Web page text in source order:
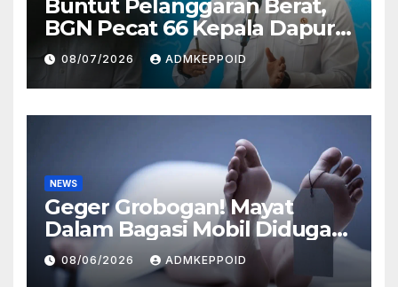
Buntut Pelanggaran Berat,
BGN Pecat 66 Kepala Dapur
MBG dan Ungkap Alasannya
08/07/2026 ADMKEPPOID
NEWS
Geger Grobogan! Mayat
Dalam Bagasi Mobil Diduga
Terkait Hilangnya Bos Konter
HP
08/06/2026 ADMKEPPOID